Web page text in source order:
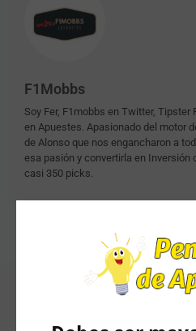
F1Mobbs
Soy Fer, F1mobbs en Twitter, Tipster
en Apuestes. Apasionado del motor
de Alonso que nos engancharon a
esa pasión y convertirla en Inversión
casi 350 picks.
Artículos Relacionados